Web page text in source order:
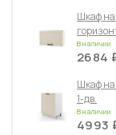
Шкаф
В наличии
2684
Шкаф
1-дв.
В наличии
4993